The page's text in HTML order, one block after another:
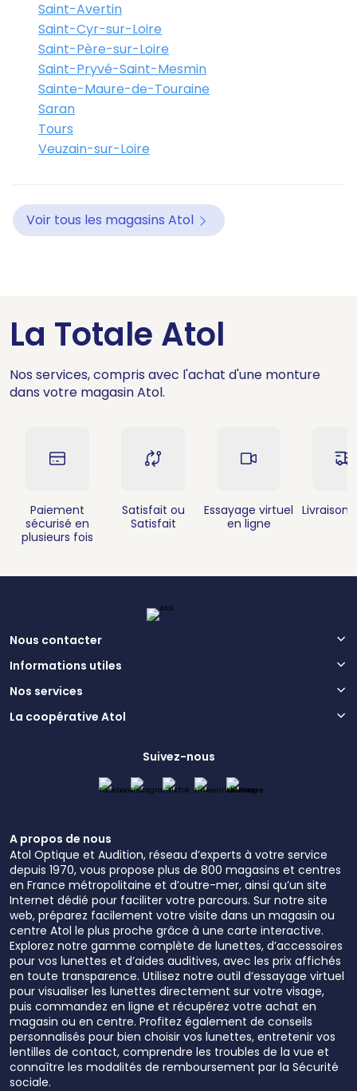
Saint-Avertin
Saint-Cyr-sur-Loire
Saint-Père-sur-Loire
Saint-Pryvé-Saint-Mesmin
Sainte-Maure-de-Touraine
Saran
Tours
Veuzain-sur-Loire
Voir tous les magasins Atol
La Totale Atol
Nos services, compris avec l'achat d'une monture
dans votre magasin Atol.
Paiement
sécurisé en
plusieurs fois
Satisfait ou
Satisfait
Essayage virtuel
en ligne
Livraison
Nous contacter
Informations utiles
Nos services
La coopérative Atol
Suivez-nous
A propos de nous
Atol Optique et Audition, réseau d’experts à votre service
depuis 1970, vous propose plus de 800 magasins et centres
en France métropolitaine et d’outre-mer, ainsi qu’un site
Internet dédié pour faciliter votre parcours. Sur notre site
web, préparez facilement votre visite dans un magasin ou
centre Atol le plus proche grâce à une carte interactive.
Explorez notre gamme complète de lunettes, d’accessoires
pour vos lunettes et d’aides auditives, avec les prix affichés
en toute transparence. Utilisez notre outil d’essayage virtuel
pour visualiser les lunettes directement sur votre visage,
puis commandez en ligne et récupérez votre achat en
magasin ou en centre. Profitez également de conseils
personnalisés pour bien choisir vos lunettes, entretenir vos
lentilles de contact, comprendre les troubles de la vue et
connaître les modalités de remboursement par la Sécurité
sociale.